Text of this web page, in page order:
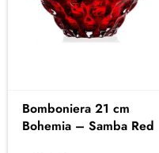
Bomboniera 21 cm
Bohemia – Samba Red